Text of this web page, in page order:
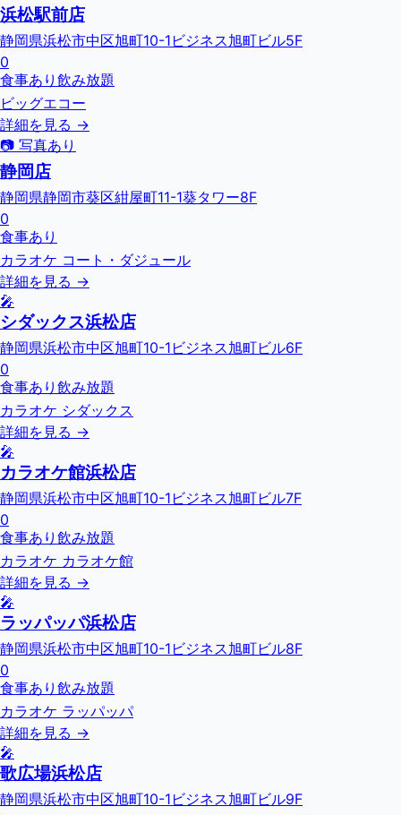
浜松駅前店
静岡県浜松市中区旭町10-1ビジネス旭町ビル5F
0
食事あり 飲み放題
ビッグエコー
詳細を見る →
📷 写真あり
静岡店
静岡県静岡市葵区紺屋町11-1葵タワー8F
0
食事あり
カラオケ コート・ダジュール
詳細を見る →
🎤
シダックス浜松店
静岡県浜松市中区旭町10-1ビジネス旭町ビル6F
0
食事あり 飲み放題
カラオケ シダックス
詳細を見る →
🎤
カラオケ館浜松店
静岡県浜松市中区旭町10-1ビジネス旭町ビル7F
0
食事あり 飲み放題
カラオケ カラオケ館
詳細を見る →
🎤
ラッパッパ浜松店
静岡県浜松市中区旭町10-1ビジネス旭町ビル8F
0
食事あり 飲み放題
カラオケ ラッパッパ
詳細を見る →
🎤
歌広場浜松店
静岡県浜松市中区旭町10-1ビジネス旭町ビル9F